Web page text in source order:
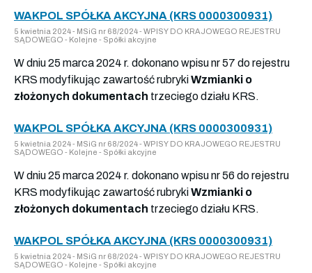
WAKPOL SPÓŁKA AKCYJNA (KRS 0000300931)
5 kwietnia 2024 - MSiG nr 68/2024 - WPISY DO KRAJOWEGO REJESTRU
SĄDOWEGO - Kolejne - Spółki akcyjne
W dniu 25 marca 2024 r. dokonano wpisu nr 57 do rejestru
KRS modyfikując zawartość rubrykiWzmianki o
złożonych dokumentach trzeciego działu KRS.
WAKPOL SPÓŁKA AKCYJNA (KRS 0000300931)
5 kwietnia 2024 - MSiG nr 68/2024 - WPISY DO KRAJOWEGO REJESTRU
SĄDOWEGO - Kolejne - Spółki akcyjne
W dniu 25 marca 2024 r. dokonano wpisu nr 56 do rejestru
KRS modyfikując zawartość rubrykiWzmianki o
złożonych dokumentach trzeciego działu KRS.
WAKPOL SPÓŁKA AKCYJNA (KRS 0000300931)
5 kwietnia 2024 - MSiG nr 68/2024 - WPISY DO KRAJOWEGO REJESTRU
SĄDOWEGO - Kolejne - Spółki akcyjne